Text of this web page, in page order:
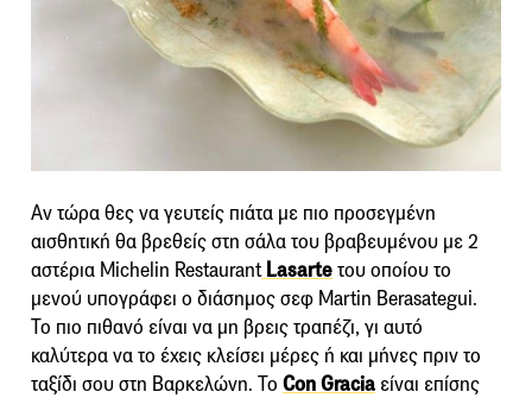
Αν τώρα θες να γευτείς πιάτα με πιο προσεγμένη
αισθητική θα βρεθείς στη σάλα του βραβευμένου με 2
αστέρια Michelin RestaurantLasarteτου οποίου το
μενού υπογράφει ο διάσημος σεφ Martin Berasategui.
Το πιο πιθανό είναι να μη βρεις τραπέζι, γι αυτό
καλύτερα να το έχεις κλείσει μέρες ή και μήνες πριν το
ταξίδι σου στη Βαρκελώνη. Το Con Gracia είναι επίσης